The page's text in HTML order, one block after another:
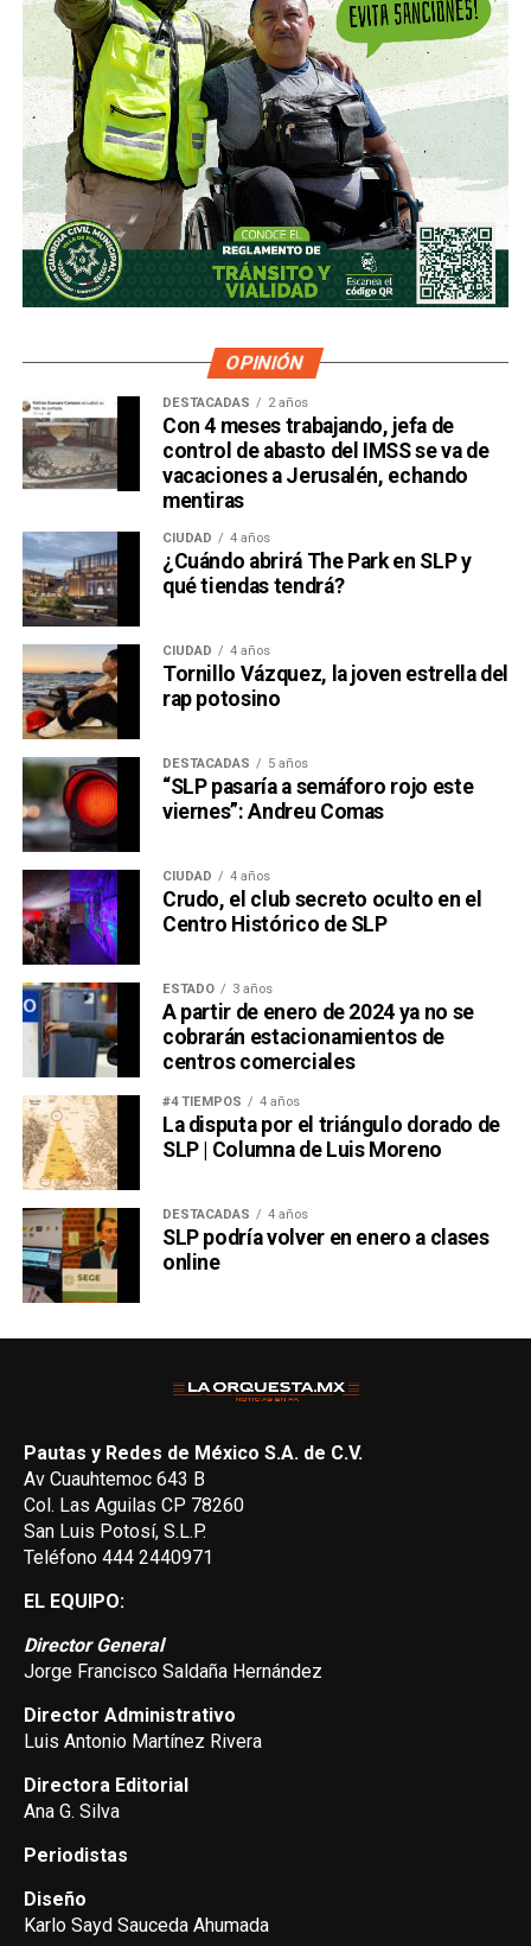
OPINIÓN
DESTACADAS 2 años
Con 4 meses trabajando, jefa de
control de abasto del IMSS se va de
vacaciones a Jerusalén, echando
mentiras
CIUDAD 4 años
¿Cuándo abrirá The Park en SLP y
qué tiendas tendrá?
CIUDAD 4 años
Tornillo Vázquez, la joven estrella del
rap potosino
DESTACADAS 5 años
“SLP pasaría a semáforo rojo este
viernes”: Andreu Comas
CIUDAD 4 años
Crudo, el club secreto oculto en el
Centro Histórico de SLP
ESTADO 3 años
A partir de enero de 2024 ya no se
cobrarán estacionamientos de
centros comerciales
#4 TIEMPOS 4 años
La disputa por el triángulo dorado de
SLP | Columna de Luis Moreno
DESTACADAS 4 años
SLP podría volver en enero a clases
online
Pautas y Redes de México S.A. de C.V.
Av Cuauhtemoc 643 B
Col. Las Aguilas CP 78260
San Luis Potosí, S.L.P.
Teléfono 444 2440971
EL EQUIPO:
Director General
Jorge Francisco Saldaña Hernández
Director Administrativo
Luis Antonio Martínez Rivera
Directora Editorial
Ana G. Silva
Periodistas
Diseño
Karlo Sayd Sauceda Ahumada